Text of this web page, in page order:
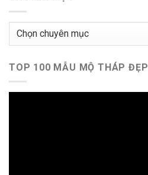
Chuyên
TOP 100 MẪU MỘ THÁP ĐẸP